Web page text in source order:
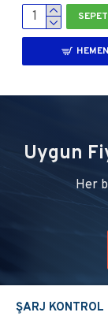
Uygun
Her
ŞARJ